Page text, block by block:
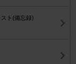
ト(備忘録)